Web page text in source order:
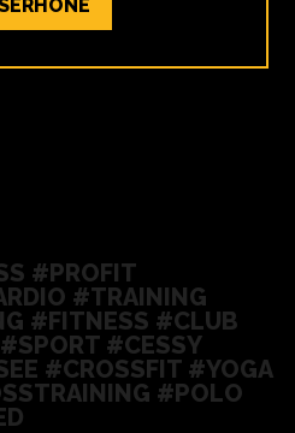
#PROFIT
#TRAINING
#FITNESS #CLUB
#CESSY
#CROSSFIT #YOGA
#POLO